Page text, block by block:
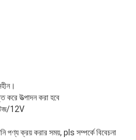
করে উত্পাদন করা হবে
12V
পণ্য ক্রয় করার সময়, pls সম্পর্কে বিবেচনা